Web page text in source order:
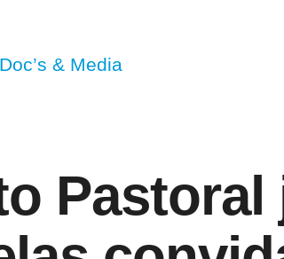
Doc’s & Media
Pastoral